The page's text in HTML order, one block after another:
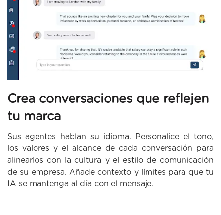
Crea conversaciones que reflejen
tu marca
Sus agentes hablan su idioma. Personalice el tono,
los valores y el alcance de cada conversación para
alinearlos con la cultura y el estilo de comunicación
de su empresa. Añade contexto y límites para que tu
IA se mantenga al día con el mensaje.